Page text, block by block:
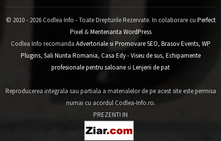
© 2010 - 2026 Codlea Info - Toate Drepturile Rezervate. In colaborare cu Perfect
Pixel&Mentenanta WordPress
Codlea Info recomanda Advertoriale si Promovare SEO, Brasov Events, WP
Plugins, Sali Nunta Romania, Casa Edy - Viseu de sus, Echipamente
profesionale pentru saloanesi Lenjerii de pat
Reproducerea integrala sau partiala a materialelor de pe acest site este permisa
numai cu acordul Codlea-Info.ro.
PREZENTI IN